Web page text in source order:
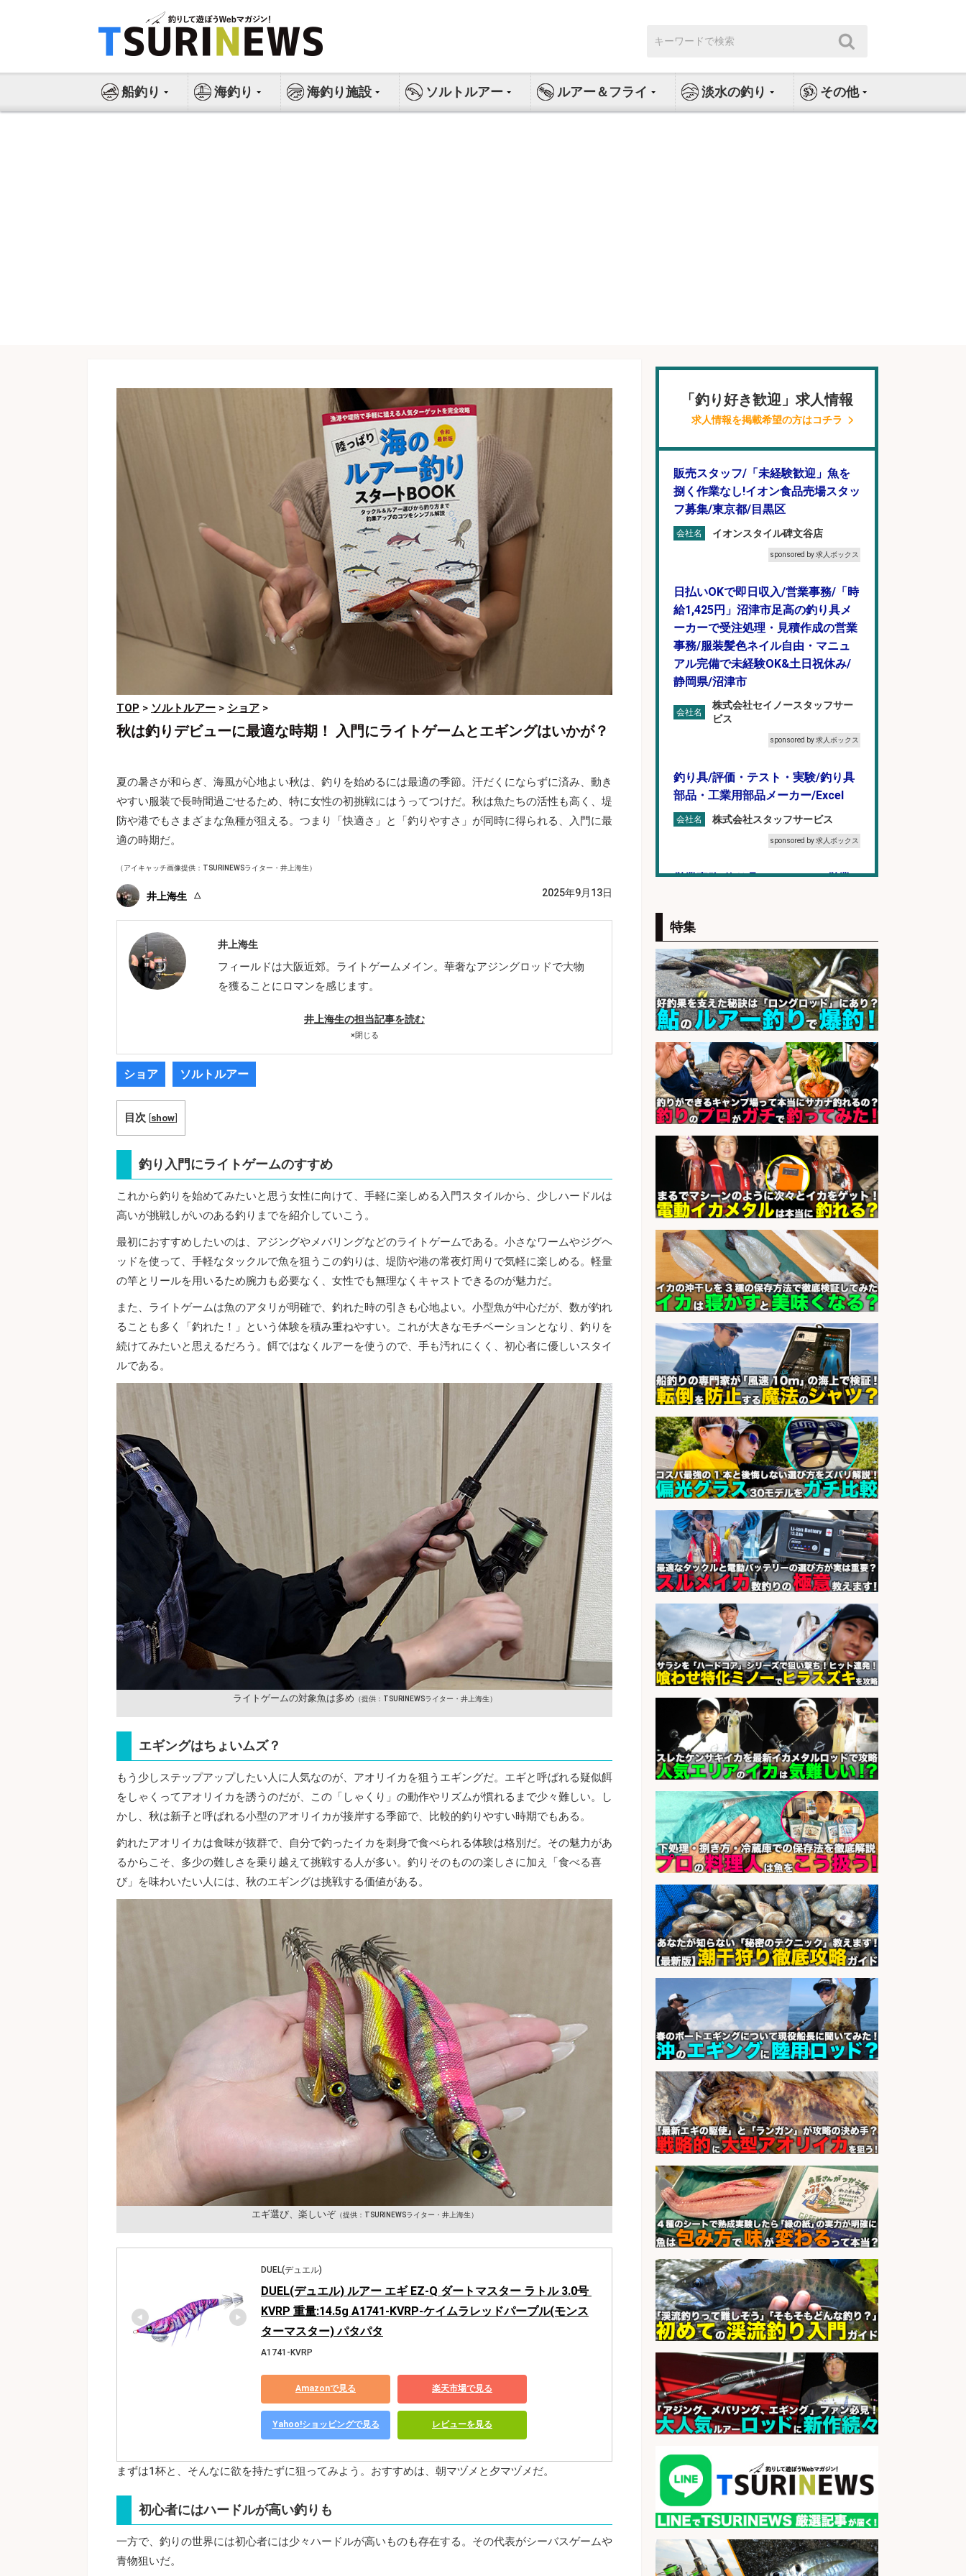
ス
索:
船釣り 海釣り 海釣り施設 ソルトルアー ルアー＆フライ 淡水の釣り その他
TOP > ソルトルアー > ショア >
秋は釣りデビューに最適な時期！ 入門にライトゲームとエギングはいかが？
夏の暑さが和らぎ、海風が心地よい秋は、釣りを始めるには最適の季節。汗だくにならずに済み、動き
やすい服装で長時間過ごせるため、特に女性の初挑戦にはうってつけだ。秋は魚たちの活性も高く、堤
防や港でもさまざまな魚種が狙える。つまり「快適さ」と「釣りやすさ」が同時に得られる、入門に最
適の時期だ。
（アイキャッチ画像提供：TSURINEWSライター・井上海生）
井上海生 2025年9月13日
井上海生
フィールドは大阪近郊。ライトゲームメイン。華奢なアジングロッドで大物
を獲ることにロマンを感じます。
井上海生の担当記事を読む
×閉じる
ショア ソルトルアー
目次 [show]
釣り入門にライトゲームのすすめ
これから釣りを始めてみたいと思う女性に向けて、手軽に楽しめる入門スタイルから、少しハードルは
高いが挑戦しがいのある釣りまでを紹介していこう。
最初におすすめしたいのは、アジングやメバリングなどのライトゲームである。小さなワームやジグヘ
ッドを使って、手軽なタックルで魚を狙うこの釣りは、堤防や港の常夜灯周りで気軽に楽しめる。軽量
の竿とリールを用いるため腕力も必要なく、女性でも無理なくキャストできるのが魅力だ。
また、ライトゲームは魚のアタリが明確で、釣れた時の引きも心地よい。小型魚が中心だが、数が釣れ
ることも多く「釣れた！」という体験を積み重ねやすい。これが大きなモチベーションとなり、釣りを
続けてみたいと思えるだろう。餌ではなくルアーを使うので、手も汚れにくく、初心者に優しいスタイ
ルである。
ライトゲームの対象魚は多め （提供：TSURINEWSライター・井上海生）
エギングはちょいムズ？
もう少しステップアップしたい人に人気なのが、アオリイカを狙うエギングだ。エギと呼ばれる疑似餌
をしゃくってアオリイカを誘うのだが、この「しゃくり」の動作やリズムが慣れるまで少々難しい。し
かし、秋は新子と呼ばれる小型のアオリイカが接岸する季節で、比較的釣りやすい時期でもある。
釣れたアオリイカは食味が抜群で、自分で釣ったイカを刺身で食べられる体験は格別だ。その魅力があ
るからこそ、多少の難しさを乗り越えて挑戦する人が多い。釣りそのものの楽しさに加え「食べる喜
び」を味わいたい人には、秋のエギングは挑戦する価値がある。
エギ選び、楽しいぞ （提供：TSURINEWSライター・井上海生）
DUEL(デュエル)
DUEL(デュエル) ルアー エギ EZ-Q ダートマスター ラトル 3.0号
KVRP 重量:14.5g A1741-KVRP-ケイムラレッドパープル(モンス
ターマスター) パタパタ
A1741-KVRP
Amazonで見る 楽天市場で見る
Yahoo!ショッピングで見る レビューを見る
まずは1杯と、そんなに欲を持たずに狙ってみよう。おすすめは、朝マヅメと夕マヅメだ。
初心者にはハードルが高い釣りも
一方で、釣りの世界には初心者には少々ハードルが高いものも存在する。その代表がシーバスゲームや
青物狙いだ。
「釣り好き歓迎」求人情報
求人情報を掲載希望の方はコチラ
販売スタッフ/「未経験歓迎」魚を
捌く作業なし!イオン食品売場スタッ
フ募集/東京都/目黒区
会社名 イオンスタイル碑文谷店
sponsored by 求人ボックス
日払いOKで即日収入/営業事務/「時
給1,425円」沼津市足高の釣り具メ
ーカーで受注処理・見積作成の営業
事務/服装髪色ネイル自由・マニュ
アル完備で未経験OK&土日祝休み/
静岡県/沼津市
会社名
株式会社セイノースタッフサー
ビス
sponsored by 求人ボックス
釣り具/評価・テスト・実験/釣り具
部品・工業用部品メーカー/Excel
会社名 株式会社スタッフサービス
sponsored by 求人ボックス
営業事務/釣り具メーカーでの営業
sponsored by 求人ボックス
釣り具などの出荷作業～～/工場/製
造
sponsored by 求人ボックス
コンビニ/広島県/調理なし・軽作業
スタート お魚のパック詰め 品出し/
週4日から勤務OK/希望休が取得で
きる
会社名 株式会社ホットスタッフ五日市
sponsored by 求人ボックス
EC事業責任者候補/飲食業界向け
SaaS企業「魚ぽち」/東証グロース
市場上場
会社名 株式会社フーディソン
キッチンスタッフ/広島県/急募 スー
パーの鮮魚コーナーで魚のカットや
パック詰め/重量物なし/定着率抜群
sponsored by 求人ボックス
販売スタッフ/週払いOK!札幌市厚別
区のスーパーで鮮魚のパック詰め・
ラベル貼り・品出し/交通費支給/未
経験歓迎/マイカー通勤OK/魚好き歓
迎
会社名 株式会社シグマスタッフ
sponsored by 求人ボックス
大手釣り具メーカー 電動リールの機
械設計/NX/44万～
会社名
パーソル エクセル HRパートナ
ーズ株式会社
sponsored by 求人ボックス
さらに求人情報を見る
特集